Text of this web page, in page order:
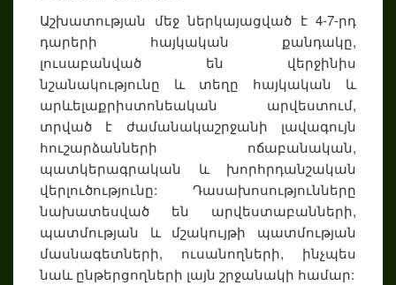
Աշխատության մեջ ներկայացված է 4-7-րդ
դարերի հայկական քանդակը,
լուսաբանված են վերջինիս
նշանակությունը և տեղը հայկական և
արևելաքրիստոնեական արվեստում,
տրված է ժամանակաշրջանի լավագույն
հուշարձանների ոճաբանական,
պատկերագրական և խորհրդանշական
վերլուծությունը: Դասախոսությունները
նախատեսված են արվեստաբանների,
պատմության և մշակույթի պատմության
մասնագետների, ուսանողների, ինչպես
նաև ընթերցողների լայն շրջանակի համար: